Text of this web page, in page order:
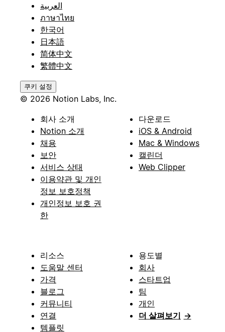
العربية
ภาษาไทย
한국어
日本語
简体中文
繁體中文
쿠키 설정
© 2026 Notion Labs, Inc.
회사 소개
Notion 소개
채용
보안
서비스 상태
이용약관 및 개인
정보 보호정책
개인정보 보호 권
한
다운로드
iOS & Android
Mac & Windows
캘린더
Web Clipper
리소스
도움말 센터
가격
블로그
커뮤니티
연결
템플릿
용도별
회사
스타트업
팀
개인
더 살펴보기 →